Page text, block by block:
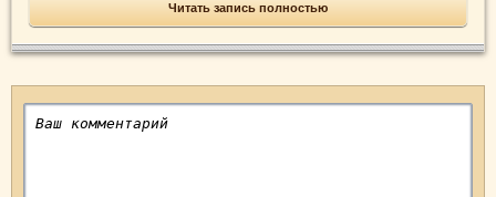
Читать запись полностью